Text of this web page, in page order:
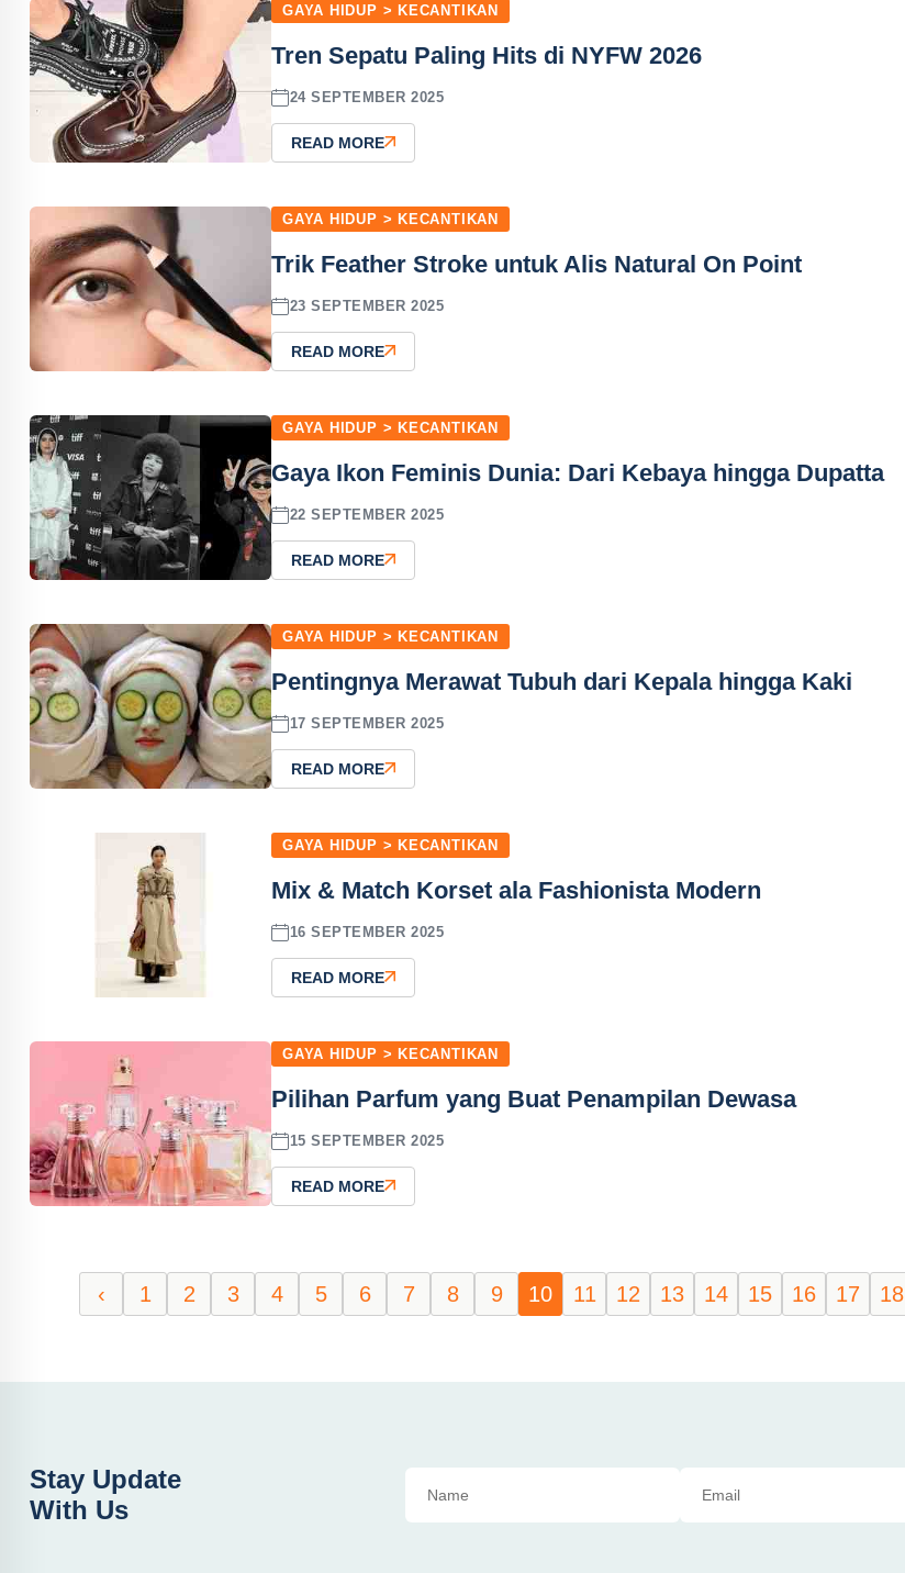
GAYA HIDUP > KECANTIKAN
Tren Sepatu Paling Hits di NYFW 2026
24 SEPTEMBER 2025
READ MORE
GAYA HIDUP > KECANTIKAN
Trik Feather Stroke untuk Alis Natural On Point
23 SEPTEMBER 2025
READ MORE
GAYA HIDUP > KECANTIKAN
Gaya Ikon Feminis Dunia: Dari Kebaya hingga Dupatta
22 SEPTEMBER 2025
READ MORE
GAYA HIDUP > KECANTIKAN
Pentingnya Merawat Tubuh dari Kepala hingga Kaki
17 SEPTEMBER 2025
READ MORE
GAYA HIDUP > KECANTIKAN
Mix & Match Korset ala Fashionista Modern
16 SEPTEMBER 2025
READ MORE
GAYA HIDUP > KECANTIKAN
Pilihan Parfum yang Buat Penampilan Dewasa
15 SEPTEMBER 2025
READ MORE
‹ 1 2 3 4 5 6 7 8 9 10 11 12 13 14 15 16 17 18
Stay Update
With Us